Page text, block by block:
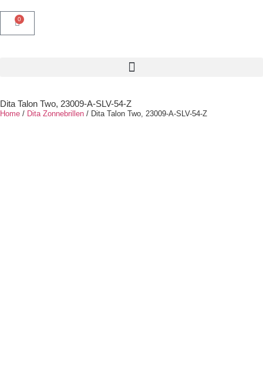
0
Dita Talon Two, 23009-A-SLV-54-Z
Home / Dita Zonnebrillen / Dita Talon Two, 23009-A-SLV-54-Z